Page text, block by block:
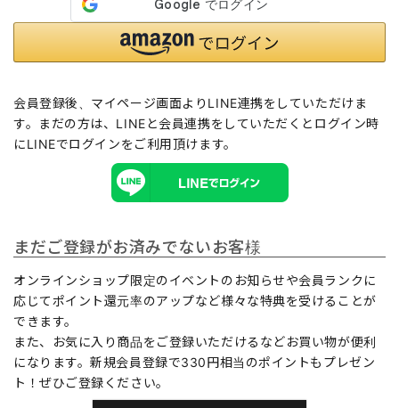
会員登録後、マイページ画面よりLINE連携をしていただけま
す。まだの方は、 LINEと会員連携をしていただくとログイン時
にLINEでログインをご利用頂けます。
まだご登録がお済みでないお客様
オンラインショップ限定のイベントのお知らせや会員ランクに
応じてポイント還元率のアップなど様々な特典を受けることが
できます。
また、お気に入り商品をご登録いただけるなどお買い物が便利
になります。新規会員登録で330円相当のポイントもプレゼン
ト！ぜひご登録ください。